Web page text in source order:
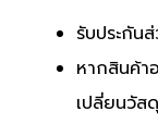
รับประกัน
หากสินค้า
เปลี่ยนวัส